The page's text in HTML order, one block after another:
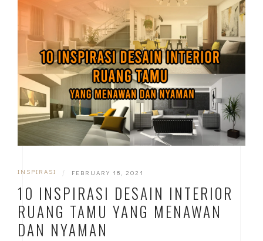
INSPIRASI | FEBRUARY 18, 2021
10 INSPIRASI DESAIN INTERIOR
RUANG TAMU YANG MENAWAN
DAN NYAMAN